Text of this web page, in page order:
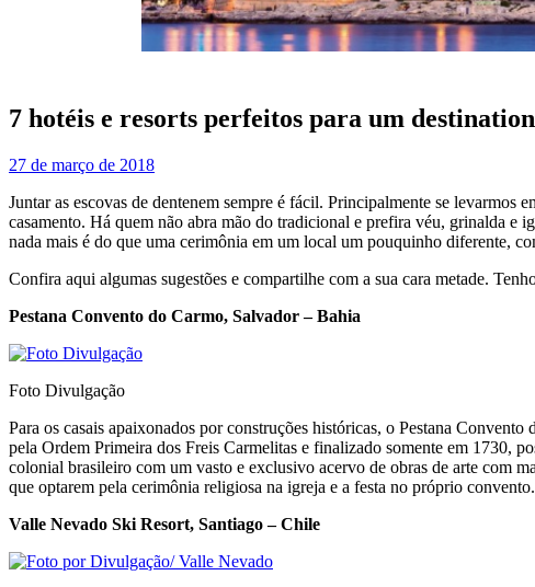
7 hotéis e resorts perfeitos para um
27 de março de 2018
Juntar as escovas de dentenem sempre é fácil. Principalmente se levarmos
casamento. Há quem não abra mão do tradicional e prefira véu, grinalda e
nada mais é do que uma cerimônia em um local um pouquinho diferente,
Confira aqui algumas sugestões e compartilhe com a sua cara metade.
Pestana Convento do Carmo, Salvador – Bahia
Foto Divulgação
Para os casais apaixonados por construções históricas, o Pestana
pela Ordem Primeira dos Freis Carmelitas e finalizado somente em 1730,
colonial brasileiro com um vasto e exclusivo acervo de obras de arte com
que optarem pela cerimônia religiosa na igreja e a festa no próprio convento.
Valle Nevado Ski Resort, Santiago – Chile